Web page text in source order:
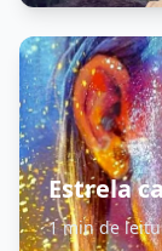
Estrela
1 min de